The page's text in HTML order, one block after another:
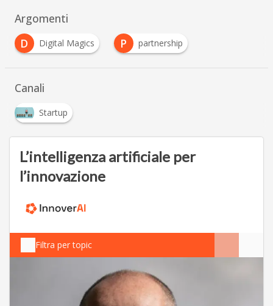
Argomenti
D
Digital Magics P partnership
Canali
Startup
L’intelligenza artificiale per
l’innovazione
Filtra per topic